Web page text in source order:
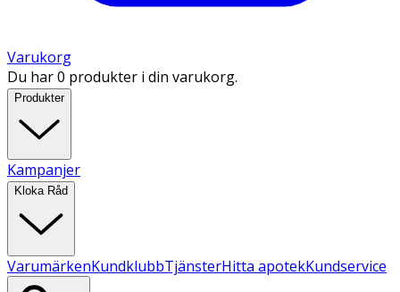
Varukorg
Du har 0 produkter i din varukorg.
Produkter
Kampanjer
Kloka Råd
VarumärkenKundklubbTjänsterHitta apotekKundservice